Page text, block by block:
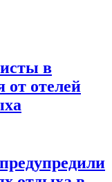
в
от отелей